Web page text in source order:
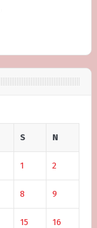
S N
1 2
8 9
15 16